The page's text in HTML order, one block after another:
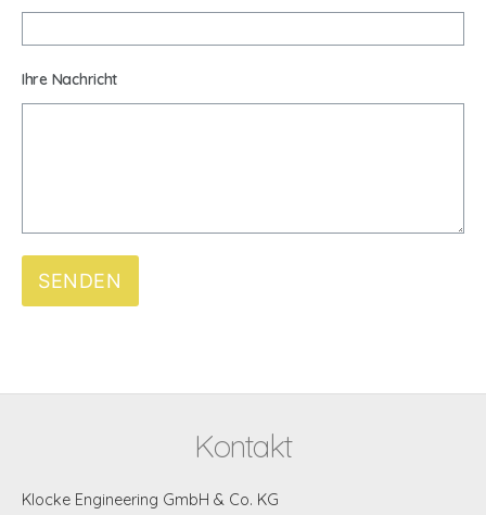
Ihre Nachricht
SENDEN
Kontakt
Klocke Engineering GmbH & Co. KG